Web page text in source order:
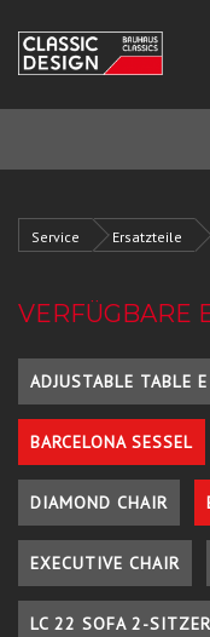
Service Ersatzteile
VERFÜGBARE
ADJUSTABLE TABLE
BARCELONA SESSEL
DIAMOND CHAIR
EXECUTIVE CHAIR
LC 22 SOFA 2-SITZER